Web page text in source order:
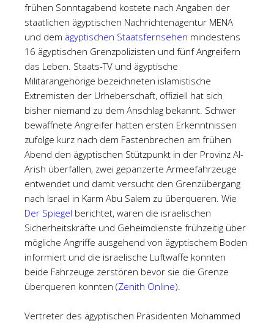
frühen Sonntagabend kostete nach Angaben der
staatlichen ägyptischen Nachrichtenagentur MENA
und dem ägyptischen Staatsfernsehen mindestens
16 ägyptischen Grenzpolizisten und fünf Angreifern
das Leben. Staats-TV und ägyptische
Militärangehörige bezeichneten islamistische
Extremisten der Urheberschaft, offiziell hat sich
bisher niemand zu dem Anschlag bekannt. Schwer
bewaffnete Angreifer hatten ersten Erkenntnissen
zufolge kurz nach dem Fastenbrechen am frühen
Abend den ägyptischen Stützpunkt in der Provinz Al-
Arish überfallen, zwei gepanzerte Armeefahrzeuge
entwendet und damit versucht den Grenzübergang
nach Israel in Karm Abu Salem zu überqueren. Wie
Der Spiegel berichtet, waren die israelischen
Sicherheitskräfte und Geheimdienste frühzeitig über
mögliche Angriffe ausgehend von ägyptischem Boden
informiert und die israelische Luftwaffe konnten
beide Fahrzeuge zerstören bevor sie die Grenze
überqueren konnten (Zenith Online).
Vertreter des ägyptischen Präsidenten Mohammed